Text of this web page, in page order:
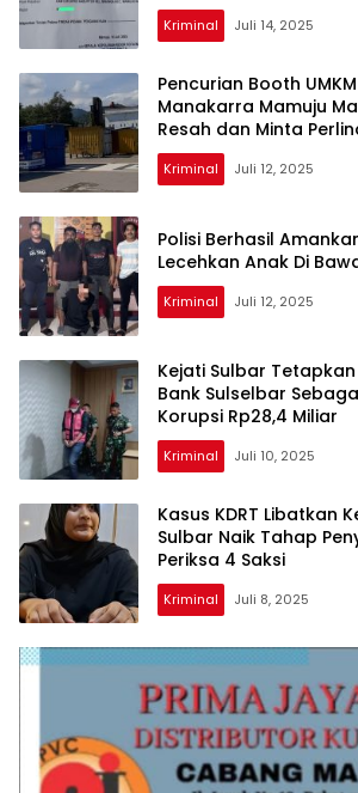
Kriminal Juli 14, 2025
Pencurian Booth
Manakarra Mamuju
Resah dan Minta
Kriminal Juli 12, 2025
Polisi Berhasil
Lecehkan Anak Di
Kriminal Juli 12, 2025
Kejati Sulbar
Bank Sulselbar
Korupsi Rp28,4 Miliar
Kriminal Juli 10, 2025
Kasus KDRT Libatkan
Sulbar Naik Tahap
Periksa 4 Saksi
Kriminal Juli 8, 2025